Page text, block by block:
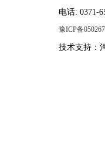
电话: 0371-
豫ICP备
技术支持：